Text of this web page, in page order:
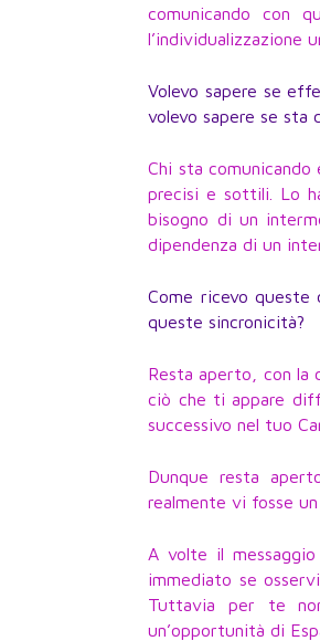
comunicando con
l’individualizzazione
Volevo sapere se
volevo sapere se sta
Chi sta
precisi e sottili. Lo
bisogno di un
dipendenza di un
Come ricevo queste
queste sincronicità?
Resta aperto, con la
ciò che ti appare
successivo nel tuo
Dunque resta
realmente vi fosse
A volte il
immediato se
Tuttavia per te
un’opportunità di